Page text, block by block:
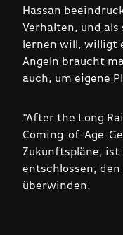
Hassan
Verhalten, und als
lernen will, willigt
Angeln braucht
auch, um eigene
"After the Long
Coming-of-Age-
Zukunftspläne, ist
entschlossen,
überwinden.